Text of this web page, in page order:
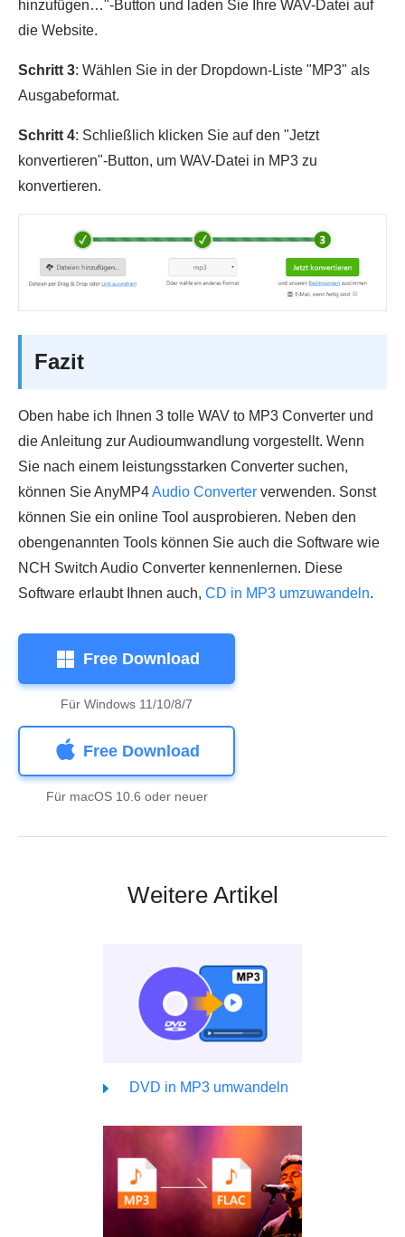
hinzufügen…"-Button und laden Sie Ihre WAV-Datei auf
die Website.
Schritt 3: Wählen Sie in der Dropdown-Liste "MP3" als
Ausgabeformat.
Schritt 4: Schließlich klicken Sie auf den "Jetzt
konvertieren"-Button, um WAV-Datei in MP3 zu
konvertieren.
Fazit
Oben habe ich Ihnen 3 tolle WAV to MP3 Converter und
die Anleitung zur Audioumwandlung vorgestellt. Wenn
Sie nach einem leistungsstarken Converter suchen,
können Sie AnyMP4Audio Converter verwenden. Sonst
können Sie ein online Tool ausprobieren. Neben den
obengenannten Tools können Sie auch die Software wie
NCH Switch Audio Converter kennenlernen. Diese
Software erlaubt Ihnen auch, CD in MP3 umzuwandeln.
Free Download
Für Windows 11/10/8/7
Free Download
Für macOS 10.6 oder neuer
Weitere Artikel
DVD in MP3 umwandeln